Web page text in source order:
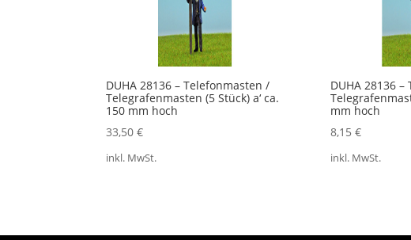
DUHA 28136 – Telefonmasten /
Telegrafenmasten (5 Stück) a‘ ca.
150 mm hoch
33,50€
inkl. MwSt.
DUHA 28136
mm hoch
8,15 €
inkl. MwSt.